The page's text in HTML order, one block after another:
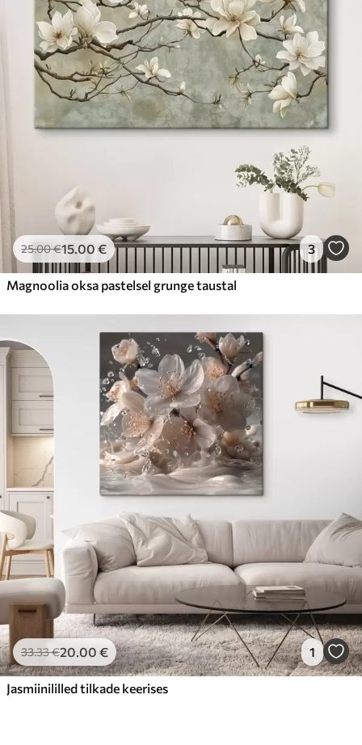
25.00€15.00 € 3
Magnoolia oksa pastelsel grunge taustal
33.33€20.00 € 1
Jasmiinililled tilkade keerises